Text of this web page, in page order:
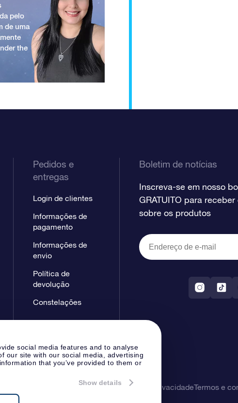
social media features and to analyse
our site with our social media, advertising
that you’ve provided to them or
Show details
pelo
de uma
the
Pedidos e
entregas
Login de clientes
Informações de
pagamento
Informações de
envio
Política de
devolução
Constelações
Boletim de notícias
Inscreva-se em nosso
GRATUITO para
sobre os produtos
Página de imprensaDeclaração de privacidadeTermos e